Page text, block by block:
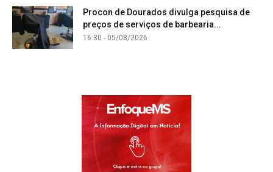
Procon de Dourados divulga pesquisa de
preços de serviços de barbearia...
16:30 - 05/08/2026